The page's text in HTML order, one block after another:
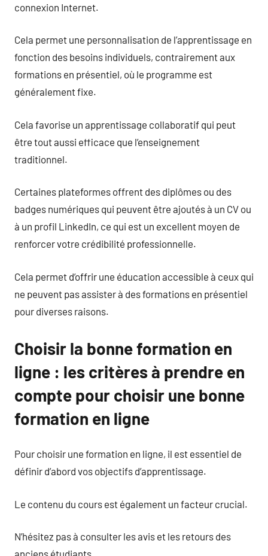
connexion Internet.
Cela permet une personnalisation de l’apprentissage en
fonction des besoins individuels, contrairement aux
formations en présentiel, où le programme est
généralement fixe.
Cela favorise un apprentissage collaboratif qui peut
être tout aussi efficace que l’enseignement
traditionnel.
Certaines plateformes offrent des diplômes ou des
badges numériques qui peuvent être ajoutés à un CV ou
à un profil LinkedIn, ce qui est un excellent moyen de
renforcer votre crédibilité professionnelle.
Cela permet d’offrir une éducation accessible à ceux qui
ne peuvent pas assister à des formations en présentiel
pour diverses raisons.
Choisir la bonne formation en
ligne : les critères à prendre en
compte pour choisir une bonne
formation en ligne
Pour choisir une formation en ligne, il est essentiel de
définir d’abord vos objectifs d’apprentissage.
Le contenu du cours est également un facteur crucial.
N’hésitez pas à consulter les avis et les retours des
anciens étudiants.